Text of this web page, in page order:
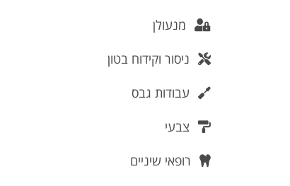
מנעולן
ניסור וקידוח בטון
עבודות גבס
צבעי
רופאי שיניים